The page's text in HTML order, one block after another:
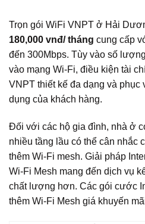
Trọn gói WiFi VNPT ở Hải
180,000 vnđ/ tháng cung cấp
đến 300Mbps. Tùy vào số
vào mạng Wi‑Fi, điều kiện tài
VNPT thiết kế đa dạng và phục
dụng của khách hàng.
Đối với các hộ gia đình, nhà ở
nhiều tầng lầu có thể cân nhắc
thêm Wi‑Fi mesh. Giải pháp
Wi‑Fi Mesh mang đến dịch vụ
chất lượng hơn. Các gói cước
thêm Wi‑Fi Mesh giá khuyến